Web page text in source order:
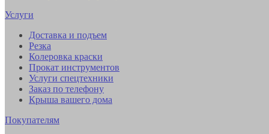
Услуги
Доставка и подъем
Резка
Колеровка краски
Прокат инструментов
Услуги спецтехники
Заказ по телефону
Крыша вашего дома
Покупателям